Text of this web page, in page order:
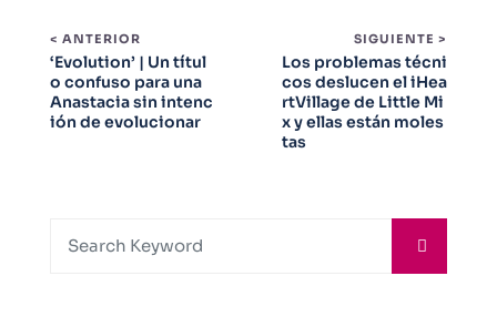
< ANTERIOR
‘Evolution’ | Un títul
o confuso para una
Anastacia sin intenc
ión de evolucionar
SIGUIENTE >
Los problemas técni
cos deslucen el iHea
rtVillage de Little Mi
x y ellas están moles
tas